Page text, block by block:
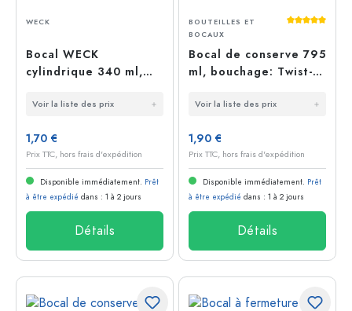
WECK
Bocal WECK
cylindrique 340 ml,
arrondis
Voir la liste des prix
1,70 €
Prix TTC, hors frais d'expédition
Disponible immédiatement. Prêt
à être expédié dans : 1 à 2 jours
Détails
Average
BOUTEILLES ET
BOCAUX
Bocal de conserve 795
ml, bouchage: Twist-
Voir la liste des prix
1,90 €
Prix TTC, hors frais d'expédition
Disponible immédiatement. Prêt
à être expédié dans : 1 à 2 jours
Détails